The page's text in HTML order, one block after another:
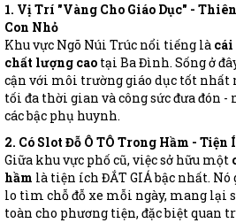
1. Vị Trí "Vàng Cho Giáo Dục" -
Con Nhỏ
Khu vực Ngõ Núi Trúc nổi tiếng là cái
chất lượng cao tại Ba Đình. Sống ở
cận với môi trường giáo dục tốt nhất
tối đa thời gian và công sức đưa đón
các bậc phụ huynh.
2. Có Slot Đỗ Ô TÔ Trong Hầm - Tiện
Giữa khu vực phố cũ, việc sở hữu một
hầm là tiện ích ĐẮT GIÁ bậc nhất.
lo tìm chỗ đỗ xe mỗi ngày, mang lại
toàn cho phương tiện, đặc biệt quan